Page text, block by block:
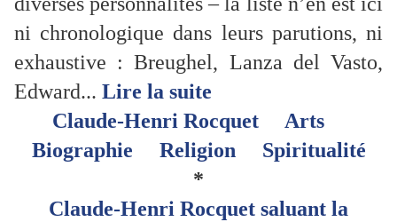
ni chronologique dans leurs parutions, ni
exhaustive : Breughel, Lanza del Vasto,
Edward... Lire la suite
Claude-Henri Rocquet
Arts
Biographie
Religion
Spiritualité
*
Claude-Henri Rocquet saluant la